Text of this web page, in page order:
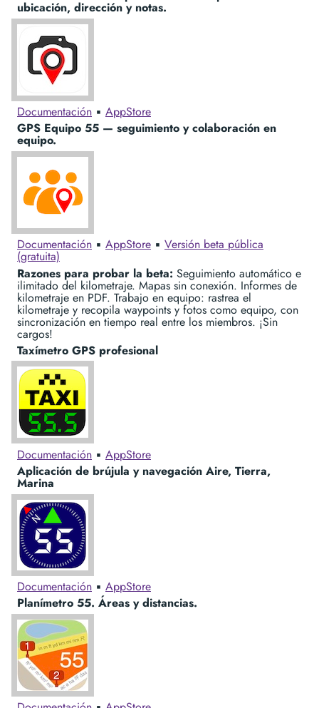
ubicación, dirección y notas.
Documentación ▪︎ AppStore
GPS Equipo 55 — seguimiento y colaboración en
equipo.
Documentación ▪︎ AppStore ▪︎ Versión beta pública
(gratuita)
Razones para probar la beta: Seguimiento automático e
ilimitado del kilometraje. Mapas sin conexión. Informes de
kilometraje en PDF. Trabajo en equipo: rastrea el
kilometraje y recopila waypoints y fotos como equipo, con
sincronización en tiempo real entre los miembros. ¡Sin
cargos!
Taxímetro GPS profesional
Documentación ▪︎ AppStore
Aplicación de brújula y navegación Aire, Tierra,
Marina
Documentación ▪︎ AppStore
Planímetro 55. Áreas y distancias.